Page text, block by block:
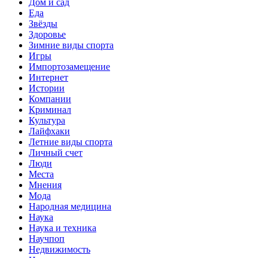
Еда
Звёзды
Здоровье
Зимние виды спорта
Игры
Импортозамещение
Интернет
Истории
Компании
Криминал
Культура
Лайфхаки
Летние виды спорта
Личный счет
Люди
Места
Мнения
Мода
Народная медицина
Наука
Наука и техника
Научпоп
Недвижимость